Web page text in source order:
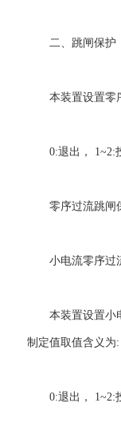
二、跳闸保护
本装置设置零序
0:退出， 1~2:
零序过流跳闸保
小电流零序过
本装置设置小电
制定值取值含义为:
0:退出， 1~2: